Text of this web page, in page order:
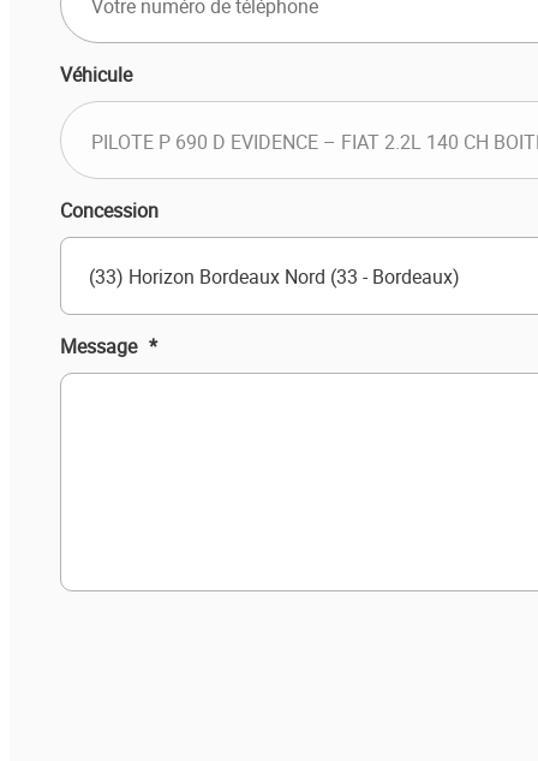
Véhicule
Concession
(33) Horizon Bordeaux Nord (33 - Bordeaux)
Message *